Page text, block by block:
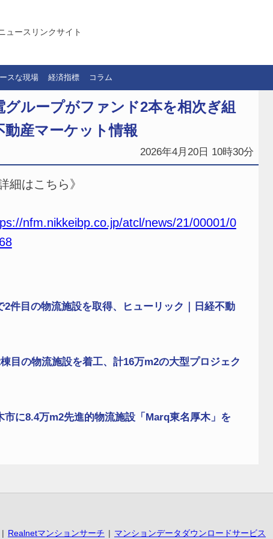
ュースリンクサイト
スな現場 経済指標 コラム
グループがファンド2本を相次ぎ組
動産マーケット情報
2026年4月20日 10時30分
詳細はこちら》
nfm.nikkeibp.co.jp/atcl/news/21/00001/0
2件目の物流施設を取得、ヒューリック｜日経不動
目の物流施設を着工、計16万m2の大型プロジェク
市に8.4万m2先進的物流施設「Marq東名厚木」を
Realnetマンションサーチ マンションデータダウンロードサービス